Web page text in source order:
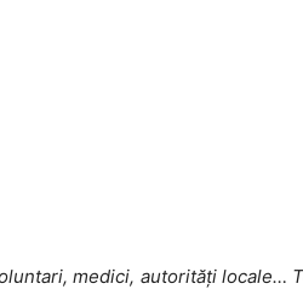
medici, autorități locale…